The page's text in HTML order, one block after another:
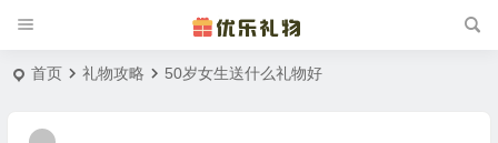
首页 礼物攻略 50岁女生送什么礼物好